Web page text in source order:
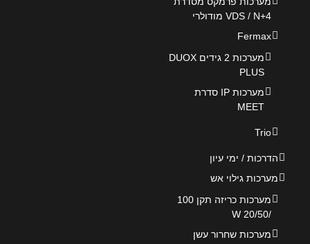
VDS / N+4 מודולרי
Fermax
מערכות 2 גידים DUOX
PLUS
מערכות IP סדרת
MEET
Trio
הדרכות / ימי עיון
מערכות גילוי אש
מערכות כריזה תקן 100
/20/50 W
מערכות שחרור עשן